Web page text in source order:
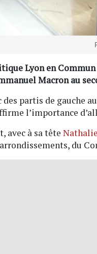
Lyon en
Macron au
des partis de gauche
l’importance
avec à sa tête
du